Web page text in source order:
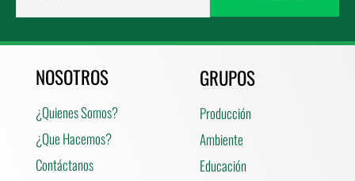
NOSOTROS
¿Quienes Somos?
¿Que Hacemos?
Contáctanos
GRUPOS
Producción
Ambiente
Educación